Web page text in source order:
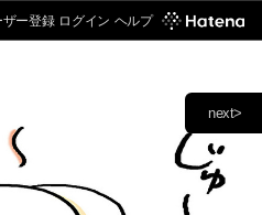
ザー登録 ログイン ヘルプ
next>